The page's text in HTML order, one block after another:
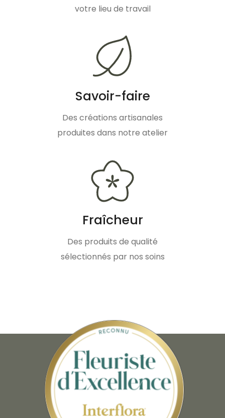
votre lieu de travail
Savoir-faire
Des créations artisanales
produites dans notre atelier
Fraîcheur
Des produits de qualité
sélectionnés par nos soins